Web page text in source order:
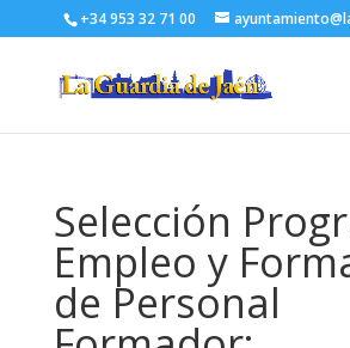
+34 953 32 71 00
Selección
Empleo y
de Personal